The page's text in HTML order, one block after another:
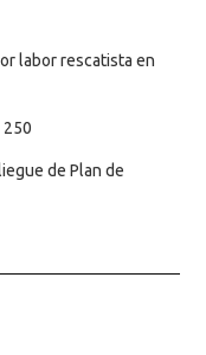
labor rescatista en
250
de Plan de